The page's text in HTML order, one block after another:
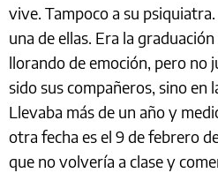
vive. Tampoco a su
una de ellas. Era la
llorando de emoción, pero no
sido sus compañeros, sino en
Llevaba más de un año y
otra fecha es el 9 de febrero
que no volvería a clase y